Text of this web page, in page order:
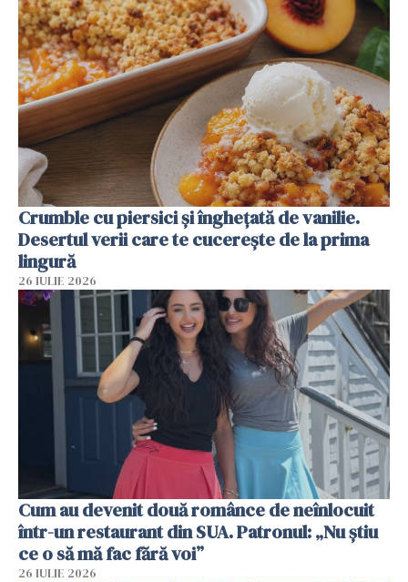
Crumble cu piersici și înghețată de vanilie.
Desertul verii care te cucerește de la prima
lingură
26 IULIE 2026
Cum au devenit două românce de neînlocuit
într-un restaurant din SUA. Patronul: „Nu știu
ce o să mă fac fără voi”
26 IULIE 2026